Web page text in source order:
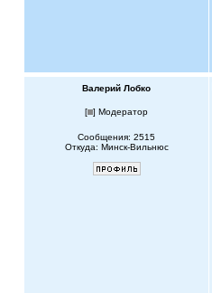
Валерий Лобко
[ ] Модератор
Сообщения: 2515
Откуда: Минск-Вильнюс